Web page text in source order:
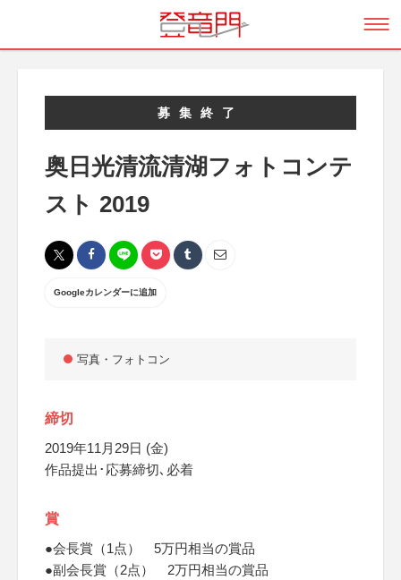
募集終了
奥日光清流清湖フォトコンテ
スト 2019
Googleカレンダーに追加
写真・フォトコン
締切
2019年11月29日 (金)
作品提出･応募締切､必着
賞
●会長賞（1点） 5万円相当の賞品
●副会長賞（2点） 2万円相当の賞品